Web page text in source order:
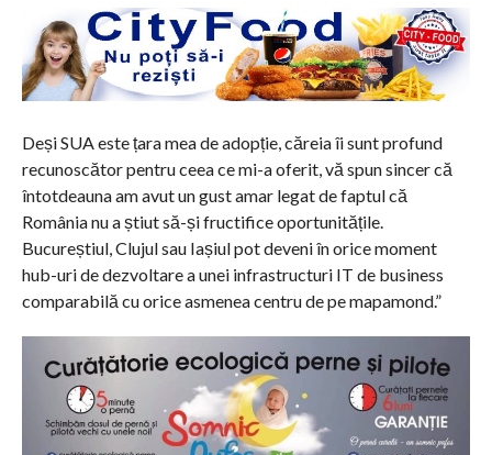
Deși SUA este țara mea de adopție, căreia îi sunt profund
recunoscător pentru ceea ce mi-a oferit, vă spun sincer că
întotdeauna am avut un gust amar legat de faptul că
România nu a știut să-și fructifice oportunitățile.
Bucureștiul, Clujul sau Iașiul pot deveni în orice moment
hub-uri de dezvoltare a unei infrastructuri IT de business
comparabilă cu orice asmenea centru de pe mapamond.”